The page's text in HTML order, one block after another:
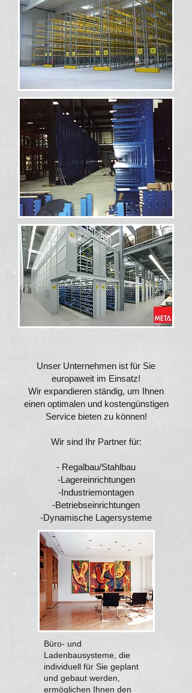
​Unser Unternehmen ist für Sie
europaweit im Einsatz!
Wir expandieren ständig, um Ihnen
einen optimalen und kostengünstigen
Service bieten zu können!
Wir sind Ihr Partner für:
- Regalbau/Stahlbau
-Lagereinrichtungen
-Industriemontagen
-Betriebseinrichtungen
-Dynamische Lagersysteme
Büro- und
Ladenbausysteme, die
individuell für Sie geplant
und gebaut werden,
ermöglichen Ihnen den